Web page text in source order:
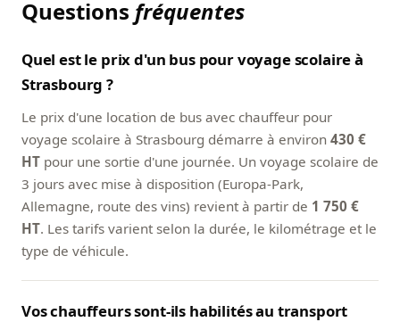
Questions fréquentes
Quel est le prix d'un bus pour voyage scolaire à
Strasbourg ?
Le prix d'une location de bus avec chauffeur pour
voyage scolaire à Strasbourg démarre à environ 430 €
HT pour une sortie d'une journée. Un voyage scolaire de
3 jours avec mise à disposition (Europa-Park,
Allemagne, route des vins) revient à partir de 1 750 €
HT. Les tarifs varient selon la durée, le kilométrage et le
type de véhicule.
Vos chauffeurs sont-ils habilités au transport